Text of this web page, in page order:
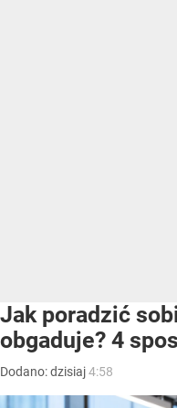
Jak poradzić
obgaduje? 4
Dodano:dzisiaj4:58